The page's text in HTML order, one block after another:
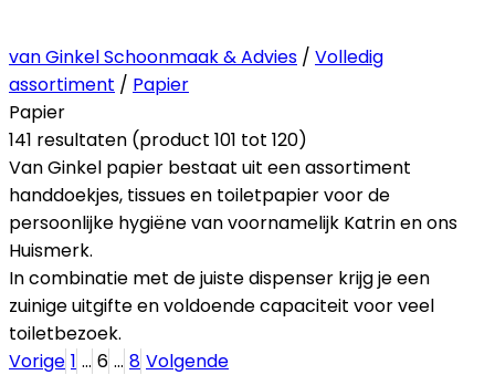
van Ginkel Schoonmaak & Advies / Volledig
assortiment / Papier
Papier
141 resultaten (product 101 tot 120)
Van Ginkel papier bestaat uit een assortiment
handdoekjes, tissues en toiletpapier voor de
persoonlijke hygiëne van voornamelijk Katrin en ons
Huismerk.
In combinatie met de juiste dispenser krijg je een
zuinige uitgifte en voldoende capaciteit voor veel
toiletbezoek.
Vorige 1 ... 6 ... 8 Volgende